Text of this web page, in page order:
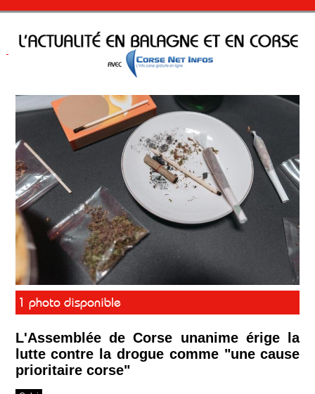
1 photo disponible
L'Assemblée de Corse unanime érige la
lutte contre la drogue comme "une cause
prioritaire corse"